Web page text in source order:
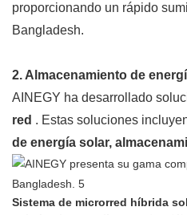
proporcionando un rápido
Bangladesh.
2. Almacenamiento de
AINEGY ha desarrollado
red . Estas soluciones
de energía solar,
Sistema de microrred híbrida